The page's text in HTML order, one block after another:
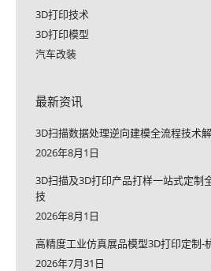
3D打印技术
3D打印模型
汽车改装
最新资讯
3D扫描数据处理逆向建模全流程技术
2026年8月1日
3D扫描及3D打印产品打样一站式定制
技
2026年8月1日
高精度工业仿真展品模型3D打印定制-
2026年7月31日